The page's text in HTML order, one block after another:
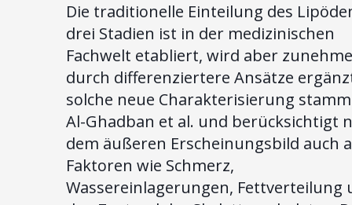
Die traditionelle Einteilung des
drei Stadien ist in der medizinischen
Fachwelt etabliert, wird aber
durch differenziertere Ansätze
solche neue Charakterisierung
Al-Ghadban et al. und berücksichtigt
dem äußeren Erscheinungsbild auch
Faktoren wie Schmerz,
Wassereinlagerungen, Fettverteilung